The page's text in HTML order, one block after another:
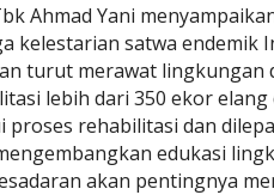
Ahmad Yani
kelestarian satwa endemik
turut merawat
lebih dari 350 ekor
rehabilitasi dan
edukasi
akan pentingnya